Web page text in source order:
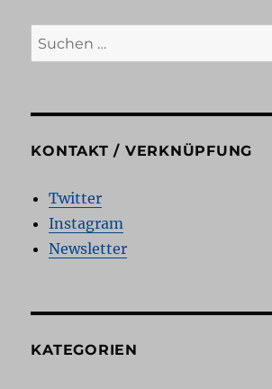
Suchen
nach:
KONTAKT / VERKNÜPFUNG
Twitter
Instagram
Newsletter
KATEGORIEN